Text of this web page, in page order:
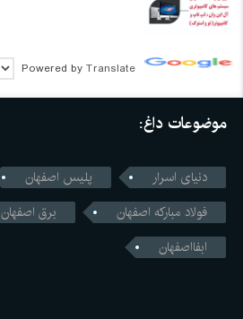
Powered by Translate
موضوعات داغ:
دنیای اسرار
پلیس اصفهان
فولاد مبارکه اصفهان
برق اصفهان
ابفااصفهان